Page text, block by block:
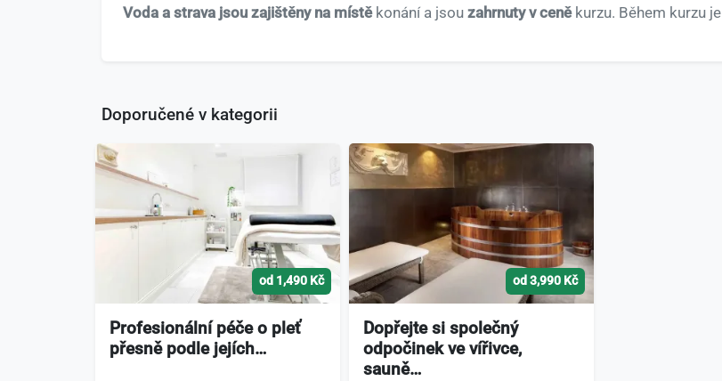
Voda a strava jsou zajištěny na místěkonání a jsou zahrnuty v ceněkurzu. Během kurzu je
Doporučené v kategorii
od 1,490 Kč
Profesionální péče o pleť
přesně podle jejích…
od 3,990 Kč
Dopřejte si společný
odpočinek ve vířivce,
sauně…